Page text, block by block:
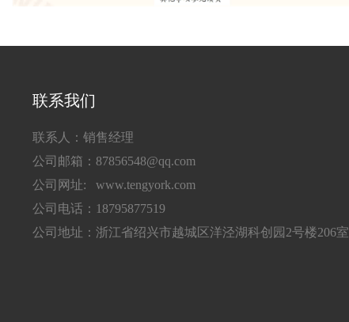
联系我们
联系人：销售经理
公司邮箱：87856548@qq.com
公司网址: www.tengyork.com
公司电话：18795877519
公司地址：浙江省绍兴市越城区洋泾湖科创园2号楼206室